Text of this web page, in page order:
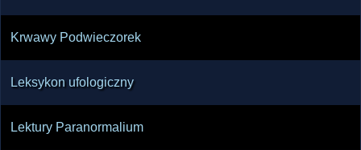
Krwawy Podwieczorek
Leksykon ufologiczny
Lektury Paranormalium